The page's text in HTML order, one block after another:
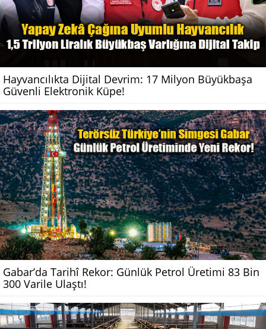
Hayvancılıkta Dijital Devrim: 17 Milyon Büyükbaşa
Güvenli Elektronik Küpe!
Gabar’da Tarihî Rekor: Günlük Petrol Üretimi 83 Bin
300 Varile Ulaştı!